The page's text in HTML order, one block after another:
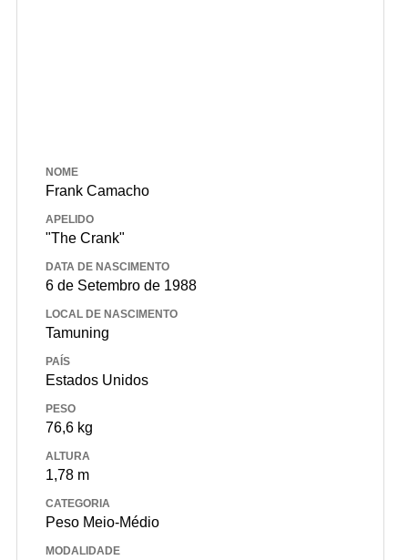
NOME
Frank Camacho
APELIDO
"The Crank"
DATA DE NASCIMENTO
6 de Setembro de 1988
LOCAL DE NASCIMENTO
Tamuning
PAÍS
Estados Unidos
PESO
76,6 kg
ALTURA
1,78 m
CATEGORIA
Peso Meio-Médio
MODALIDADE